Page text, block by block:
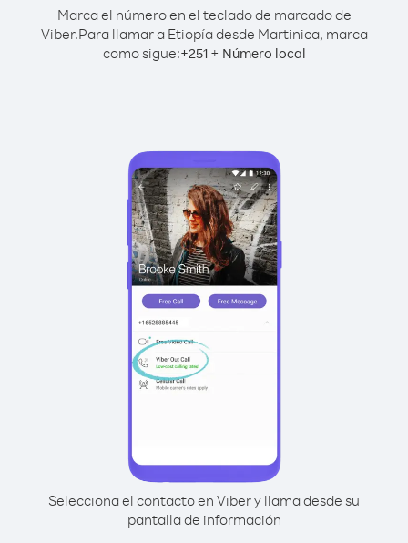
Marca el número en el teclado de marcado de
Viber.Para llamar a Etiopía desde Martinica, marca
como sigue:+251+ Número local
Selecciona el contacto en Viber y llama desde su
pantalla de información